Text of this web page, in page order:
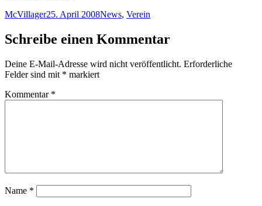
Autor
McVillagerVeröffentlicht
25. April 2008Kategorien
News, Verein
Schreibe einen Kommentar
Deine E-Mail-Adresse wird nicht veröffentlicht. Erforderliche
Felder sind mit * markiert
Kommentar *
Name *